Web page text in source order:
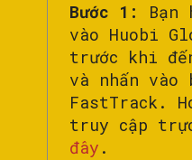
Bước 1: Bạn
vào Huobi
trước khi
và nhấn vào
FastTrack.
truy cập
đây .